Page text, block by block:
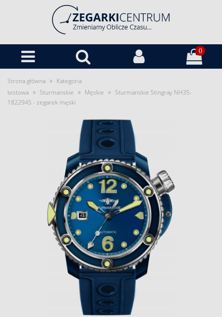
0
Strona główna » Kategoria
testowa » Sturmanskie » Męskie » Sturmanskie Stingray NH35-
1822945 - zegarek męski